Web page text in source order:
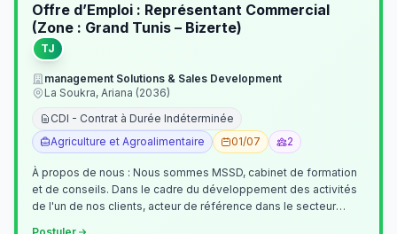
Offre d’Emploi : Représentant Commercial
(Zone : Grand Tunis – Bizerte)
TJ
management Solutions & Sales Development
La Soukra, Ariana (2036)
CDI - Contrat à Durée Indéterminée
Agriculture et Agroalimentaire
01/07 2
À propos de nous : Nous sommes MSSD, cabinet de formation
et de conseils. Dans le cadre du développement des activités
de l'un de nos clients, acteur de référence dans le secteur